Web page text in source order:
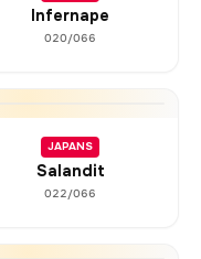
Infernape
020/066
JAPANS
Salandit
022/066